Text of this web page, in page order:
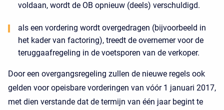
voldaan, wordt de OB opnieuw (deels) verschuldigd.
als een vordering wordt overgedragen (bijvoorbeeld in
het kader van factoring), treedt de overnemer voor de
teruggaafregeling in de voetsporen van de verkoper.
Door een overgangsregeling zullen de nieuwe regels ook
gelden voor opeisbare vorderingen van vóór 1 januari 2017,
met dien verstande dat de termijn van één jaar begint te